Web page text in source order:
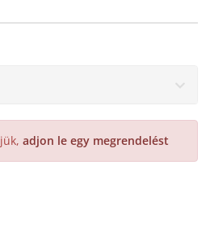
adjon le egy megrendelést